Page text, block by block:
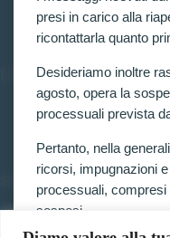
presi in carico alla
ricontattarla quanto
Desideriamo inoltre
agosto, opera la
processuali prevista
Pertanto, nella
ricorsi, impugnazioni
processuali,
sospesi.
Contatti
LINK UTILI
Prenota consulenza
Privacy e Cookie
Forze armate e polizia